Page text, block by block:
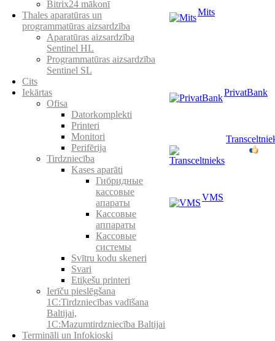
Bitrix24 mākonī
Thales aparatūras un
programmatūras aizsardzība
Aparatūras aizsardzība
Sentinel HL
Programmatūras aizsardzība
Sentinel SL
Cits
Iekārtas
Ofisa
Datorkomplekti
Printeri
Monitori
Perifērija
Tirdzniecība
Kases aparāti
Гибридные
кассовые
апараты
Кассовые
аппараты
Кассовые
системы
Svītru kodu skeneri
Svari
Etiķešu printeri
Ierīču pieslēgšana
1C:Tirdzniecības vadīšana
Baltijai,
1C:Mazumtirdzniecība Baltijai
Termināli un Infokioski
Mits
PrivatBank
VMS